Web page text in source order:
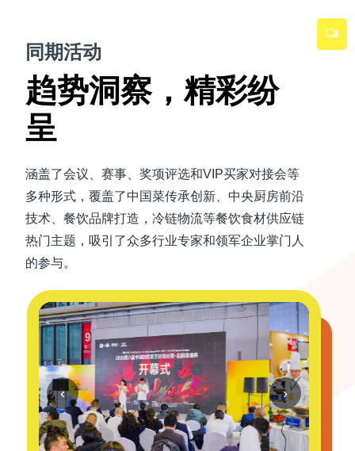
同期活动
趋势洞察，精彩纷
呈
涵盖了会议、赛事、奖项评选和VIP买家对接会等
多种形式，覆盖了中国菜传承创新、中央厨房前沿
技术、餐饮品牌打造，冷链物流等餐饮食材供应链
热门主题，吸引了众多行业专家和领军企业掌门人
的参与。
‹ ›